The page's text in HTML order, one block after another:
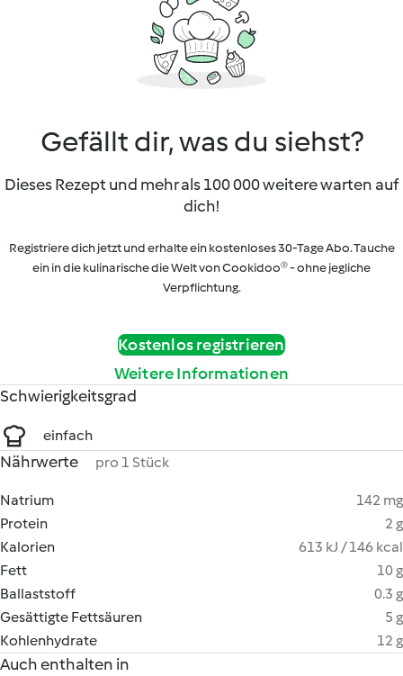
Gefällt dir, was du siehst?
Dieses Rezept und mehr als 100 000 weitere warten auf
dich!
Registriere dich jetzt und erhalte ein kostenloses 30-Tage Abo. Tauche
ein in die kulinarische die Welt von Cookidoo® - ohne jegliche
Verpflichtung.
Kostenlos registrieren
Weitere Informationen
Schwierigkeitsgrad
einfach
Nährwerte pro 1 Stück
Natrium
142 mg
Protein
2 g
Kalorien
613 kJ / 146 kcal
Fett
10 g
Ballaststoff
0.3 g
Gesättigte Fettsäuren
5 g
Kohlenhydrate
12 g
Auch enthalten in